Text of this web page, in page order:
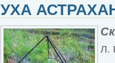
УХА
л.